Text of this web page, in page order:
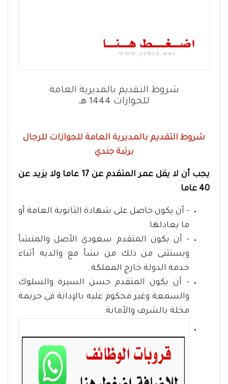
شروط التقديم بالمديرية العامة
للجوازات 1444 هـ
شروط التقديم بالمديرية العامة للجوازات للرجال
برتبة جندي
يجب أن لا يقل عمر المتقدم عن 17 عاما ولا يزيد عن
40 عاما
- أن يكون حاصل على شهادة الثانوية العامة أو
ما يعادلها.
- أن يكون المتقدم سعودي الأصل والمنشأ
ويستثنى من ذلك من نشأ مع والديه أثناء
خدمة الدولة خارج المملكة.
- أن يكون المتقدم حسن السيرة والسلوك
والسمعة وغير محكوم عليه بالإدانة في جريمة
مخلة بالشرف والأمانة.